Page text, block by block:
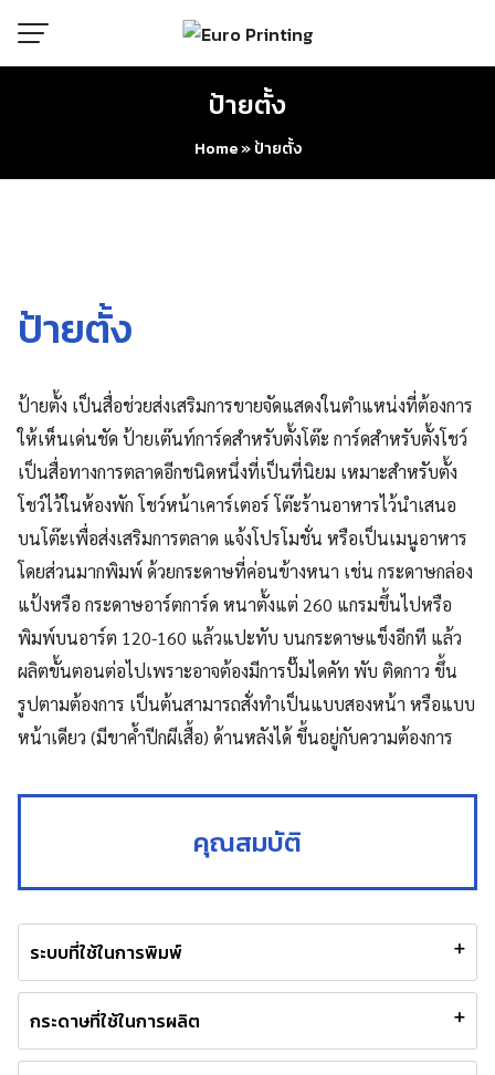
content
ป้ายตั้ง
Home»ป้ายตั้ง
ป้ายตั้ง
ป้ายตั้ง เป็นสื่อช่วยส่งเสริมการขายจัดแสดงในตำแหน่งที่ต้องการ
ให้เห็นเด่นชัด ป้ายเต๊นท์การ์ดสำหรับตั้งโต๊ะ การ์ดสำหรับตั้งโชว์
เป็นสื่อทางการตลาดอีกชนิดหนึ่งที่เป็นที่นิยม เหมาะสำหรับตั้ง
โชว์ไว้ในห้องพัก โชว์หน้าเคาร์เตอร์ โต๊ะร้านอาหารไว้นำเสนอ
บนโต๊ะเพื่อส่งเสริมการตลาด แจ้งโปรโมชั่น หรือเป็นเมนูอาหาร
โดยส่วนมากพิมพ์ ด้วยกระดาษที่ค่อนข้างหนา เช่น กระดาษกล่อง
แป้งหรือ กระดาษอาร์ตการ์ด หนาตั้งแต่ 260 แกรมขึ้นไปหรือ
พิมพ์บนอาร์ต 120-160 แล้วแปะทับ บนกระดาษแข็งอีกที แล้ว
ผลิตขั้นตอนต่อไปเพราะอาจต้องมีการปั๊มไดคัท พับ ติดกาว ขึ้น
รูปตามต้องการ เป็นต้นสามารถสั่งทำเป็นแบบสองหน้า หรือแบบ
หน้าเดียว (มีขาค้ำปีกผีเสื้อ) ด้านหลังได้ ขึ้นอยู่กับความต้องการ
คุณสมบัติ
ระบบที่ใช้ในการพิมพ์
กระดาษที่ใช้ในการผลิต